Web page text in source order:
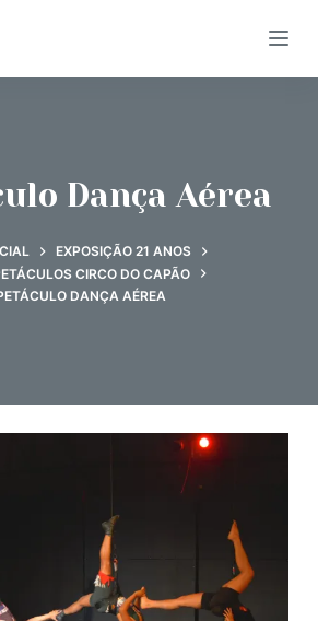
Dança Aérea
EXPOSIÇÃO 21 ANOS
CIRCO DO CAPÃO
DANÇA AÉREA